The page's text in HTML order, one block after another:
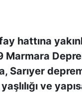
hattına
Marmara
Sarıyer
ve